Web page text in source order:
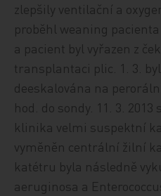
zlepšily ventilační a
proběhl weaning
a pacient byl vyřazen z
transplantaci plic. 1. 3.
deeskalována na
hod. do sondy. 11. 3.
klinika velmi suspektní
vyměněn centrální žilní
katétru byla následně
aeruginosa a